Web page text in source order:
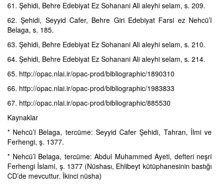
61. Şehidi, Behre Edebiyat Ez Sohanani Ali aleyhi selam, s. 209.
62. Şehidi, Seyyid Cafer, Behre Giri Edebiyat Farsi ez Nehcü’l
Belaga, s. 185.
63. Şehidi, Behre Edebiyat Ez Sohanani Ali aleyhi selam, s. 210.
64. Şehidi, Behre Edebiyat Ez Sohanani Ali aleyhi selam, s. 214.
65. http://opac.nlai.ir/opac-prod/bibliographic/1890310
66. http://opac.nlai.ir/opac-prod/bibliographic/1983833
67. http://opac.nlai.ir/opac-prod/bibliographic/885530
Kaynaklar
* Nehcü’l Belaga, tercüme: Seyyid Cafer Şehidi, Tahran, İlmi ve
Ferhengi, ş. 1377.
* Nehcü’l Belaga, tercüme: Abdul Muhammed Ayeti, defteri neşri
Ferhengi İslami, ş. 1377 (Nüshası, Ehlibeyt kütüphanesinin bastığı
CD’de mevcuttur. İkinci nüsha)